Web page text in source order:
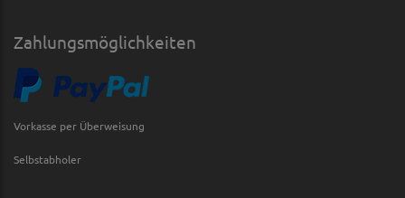
Zahlungsmöglichkeiten
Vorkasse per Überweisung
Selbstabholer